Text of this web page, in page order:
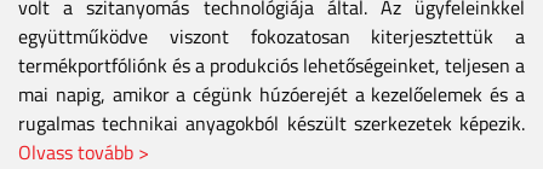
volt a szitanyomás technológiája által. Az ügyfeleinkkel
együttműködve viszont fokozatosan kiterjesztettük a
termékportfóliónk és a produkciós lehetőségeinket, teljesen a
mai napig, amikor a cégünk húzóerejét a kezelőelemek és a
rugalmas technikai anyagokból készült szerkezetek képezik.
Olvass tovább >